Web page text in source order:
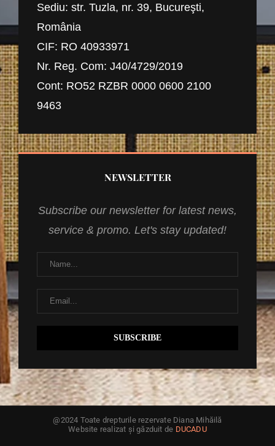
Sediu: str. Tuzla, nr. 39, Bucureşti,
România
CIF: RO 40933971
Nr. Reg. Com: J40/4729/2019
Cont: RO52 RZBR 0000 0600 2100
9463
NEWSLETTER
Subscribe our newsletter for latest news,
service & promo. Let's stay updated!
@2024 Toate drepturile rezervate Diana Mihăilă
Website realizat și găzduit de DUCADU